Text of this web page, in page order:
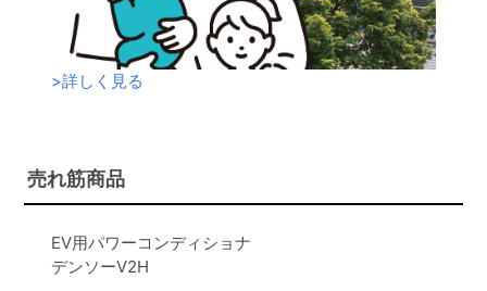
>詳しく見る
売れ筋商品
EV用パワーコンディショナ
デンソーV2H